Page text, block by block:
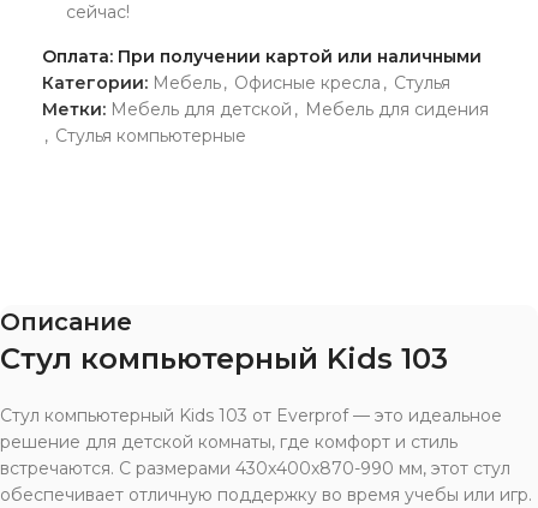
сейчас!
Оплата: При получении картой или наличными
Категории: Мебель, Офисные кресла , Стулья
Метки: Мебель для детской , Мебель для сидения
, Стулья компьютерные
Описание
Стул компьютерный Kids 103
Стул компьютерный Kids 103 от Everprof — это идеальное
решение для детской комнаты, где комфорт и стиль
встречаются. С размерами 430x400x870-990 мм, этот стул
обеспечивает отличную поддержку во время учебы или игр.